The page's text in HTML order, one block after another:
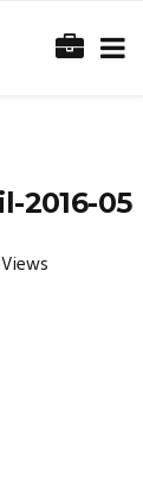
2016-05